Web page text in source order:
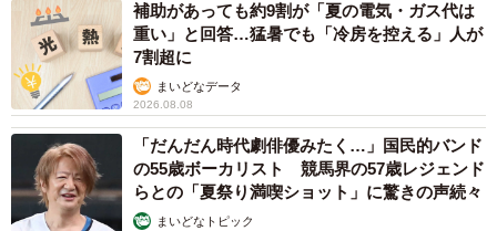
3/3
石黒さんの新著
補助があっても約9割が「夏の電気・ガス代は
重い」と回答…猛暑でも「冷房を控える」人が
7割超に
まいどなデータ
2026.08.08
「だんだん時代劇俳優みたく…」国民的バンド
の55歳ボーカリスト 競馬界の57歳レジェンド
らとの「夏祭り満喫ショット」に驚きの声続々
まいどなトピック